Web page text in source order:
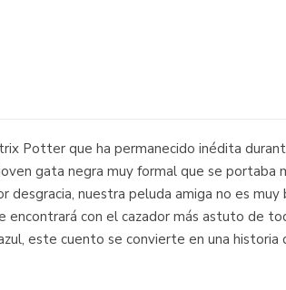
Potter que ha permanecido inédita
gata negra muy formal que se portaba
desgracia, nuestra peluda amiga no es
con el cazador más astuto de
este cuento se convierte en una